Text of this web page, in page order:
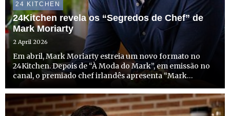
24 KITCHEN
24Kitchen revela os “Segredos de Chef” de
Mark Moriarty
2 April 2026
Em abril, Mark Moriarty estreia um novo formato no
24Kitchen. Depois de “À Moda do Mark”, em emissão no
canal, o premiado chef irlandês apresenta “Mark
espectadores a repensar a forma como cozinham em
casa e a criar refeições...